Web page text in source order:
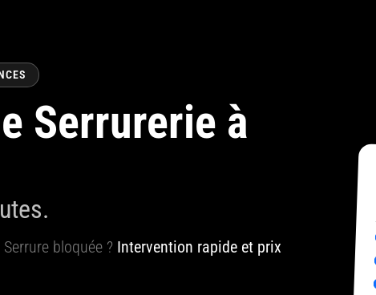
Serrurerie à
bloquée ? Intervention rapide et prix